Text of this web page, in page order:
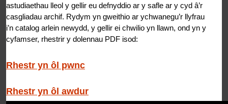
astudiaethau lleol y gellir eu defnyddio ar y safle ar y cyd â’r
casgliadau archif. Rydym yn gweithio ar ychwanegu’r llyfrau
i’n catalog arlein newydd, y gellir ei chwilio yn llawn, ond yn y
cyfamser, rhestrir y dolennau PDF isod:
Rhestr yn ôl pwnc
Rhestr yn ôl awdur